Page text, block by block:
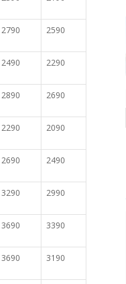
2790 2590
2490 2290
2890 2690
2290 2090
2690 2490
3290 2990
3690 3390
3690 3190